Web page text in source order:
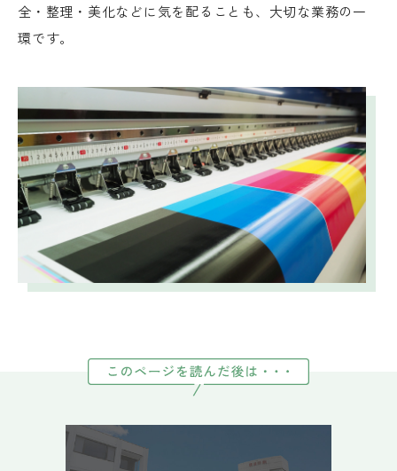
全・整理・美化などに気を配ることも、大切な業務の一
環です。